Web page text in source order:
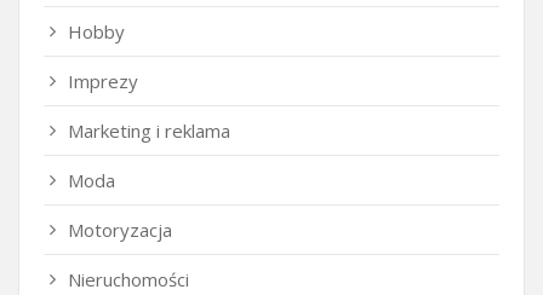
Hobby
Imprezy
Marketing i reklama
Moda
Motoryzacja
Nieruchomości